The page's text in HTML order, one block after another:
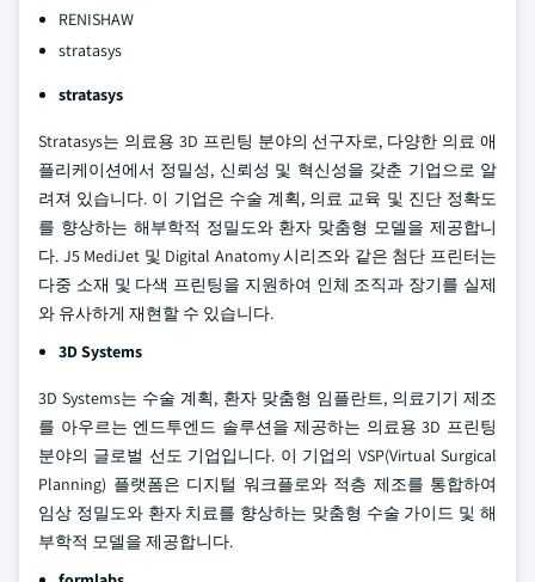
RENISHAW
stratasys
stratasys
Stratasys는 의료용 3D 프린팅 분야의 선구자로, 다양한 의료 애
플리케이션에서 정밀성, 신뢰성 및 혁신성을 갖춘 기업으로 알
려져 있습니다. 이 기업은 수술 계획, 의료 교육 및 진단 정확도
를 향상하는 해부학적 정밀도와 환자 맞춤형 모델을 제공합니
다. J5 MediJet 및 Digital Anatomy 시리즈와 같은 첨단 프린터는
다중 소재 및 다색 프린팅을 지원하여 인체 조직과 장기를 실제
와 유사하게 재현할 수 있습니다.
3D Systems
3D Systems는 수술 계획, 환자 맞춤형 임플란트, 의료기기 제조
를 아우르는 엔드투엔드 솔루션을 제공하는 의료용 3D 프린팅
분야의 글로벌 선도 기업입니다. 이 기업의 VSP(Virtual Surgical
Planning) 플랫폼은 디지털 워크플로와 적층 제조를 통합하여
임상 정밀도와 환자 치료를 향상하는 맞춤형 수술 가이드 및 해
부학적 모델을 제공합니다.